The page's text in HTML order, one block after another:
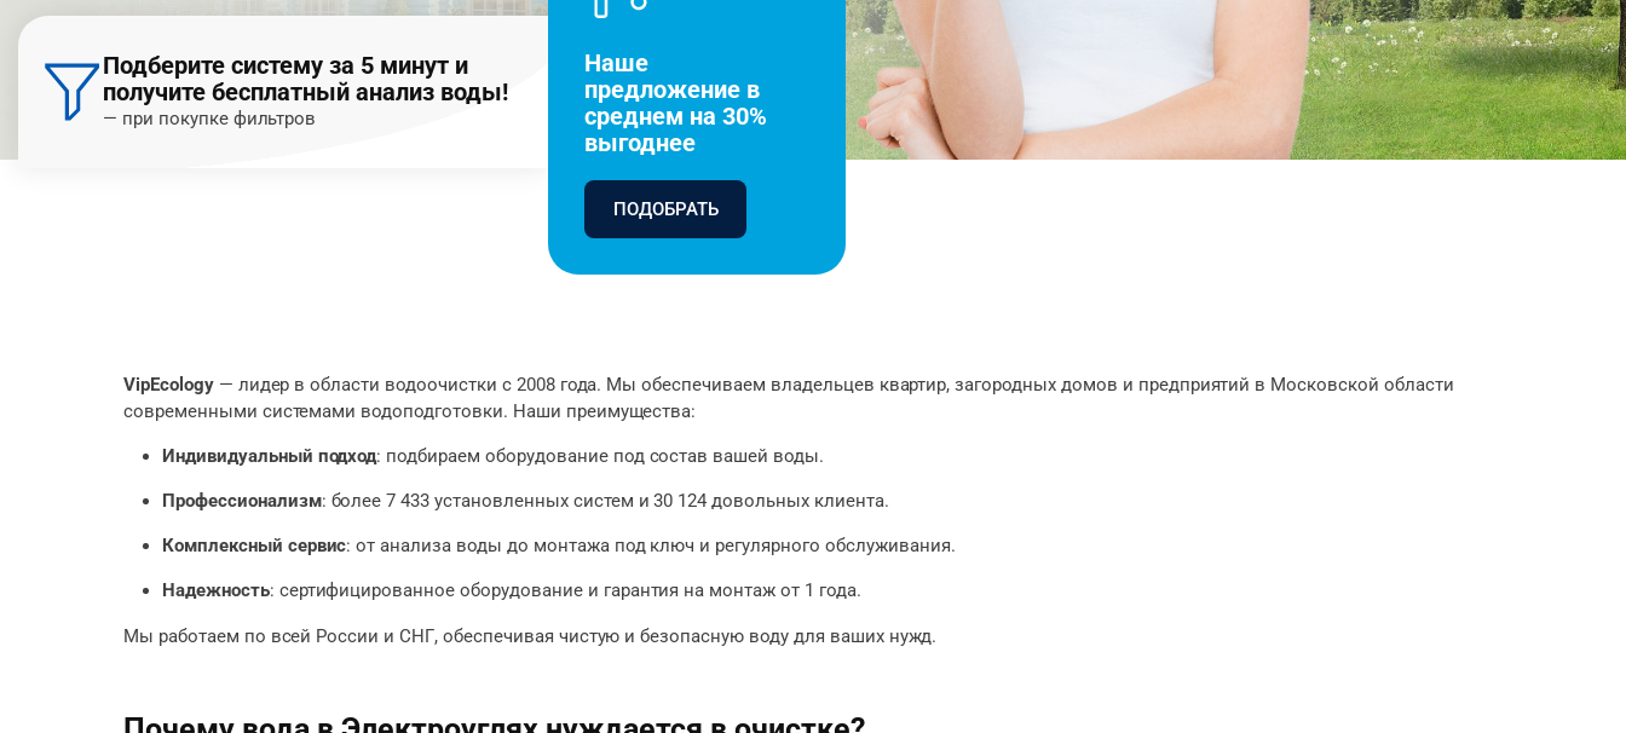
Подберите систему за 5 минут и
получите бесплатный анализ воды!
— при покупке фильтров
Наше
предложение в
среднем на 30%
выгоднее
ПОДОБРАТЬ
VipEcology— лидер в области водоочистки с 2008 года. Мы обеспечиваем владельцев квартир, загородных домов и предприятий в Московской области
современными системами водоподготовки. Наши преимущества:
Индивидуальный подход: подбираем оборудование под состав вашей воды.
Профессионализм: более 7 433 установленных систем и 30 124 довольных клиента.
Комплексный сервис: от анализа воды до монтажа под ключ и регулярного обслуживания.
Надежность: сертифицированное оборудование и гарантия на монтаж от 1 года.
Мы работаем по всей России и СНГ, обеспечивая чистую и безопасную воду для ваших нужд.